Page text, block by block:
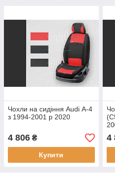
Чохли на сидіння Audi А-4
з 1994-2001 р 2020
4 806 ₴
Купити
4